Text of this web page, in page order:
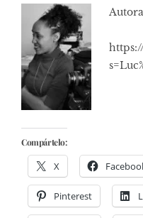
Compártelo:
X
Pinterest